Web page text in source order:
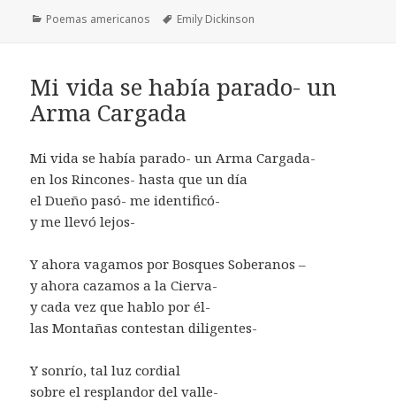
Categorías
Poemas americanos Etiquetas
Emily Dickinson
Mi vida se había parado- un
Arma Cargada
Mi vida se había parado- un Arma Cargada-
en los Rincones- hasta que un día
el Dueño pasó- me identificó-
y me llevó lejos-
Y ahora vagamos por Bosques Soberanos –
y ahora cazamos a la Cierva-
y cada vez que hablo por él-
las Montañas contestan diligentes-
Y sonrío, tal luz cordial
sobre el resplandor del valle-